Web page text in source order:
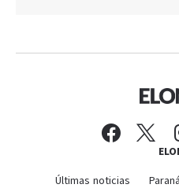
Últimas noticias Paraná